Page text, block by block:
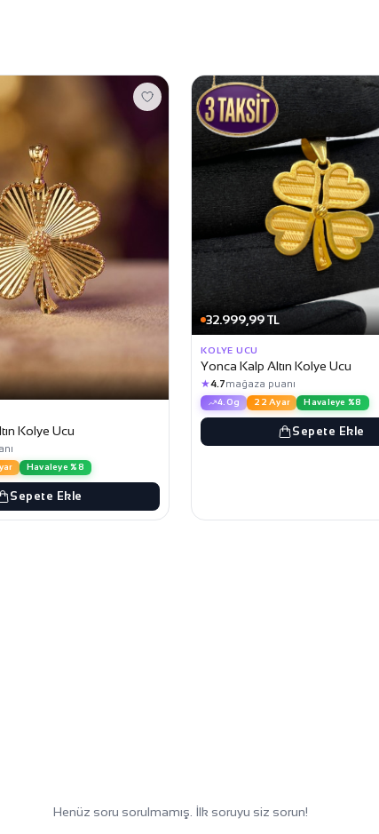
Kolye Ucu
Havaleye %8
Sepete Ekle
32.999,99 TL
KOLYE UCU
Yonca Kalp Altın Kolye Ucu
★4.7mağaza puanı
4.0g 22 Ayar Havaleye %8
Sepete Ekle
Henüz soru sorulmamış. İlk soruyu siz sorun!